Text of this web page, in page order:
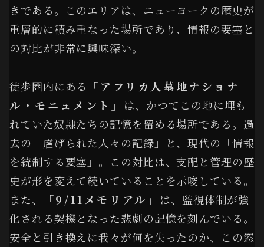
きである。このエリアは、ニューヨークの歴史が
重層的に積み重なった場所であり、情報の要塞と
の対比が非常に興味深い。
徒歩圏内にある
「アフリカ人墓地ナショナ
ル・モニュメント」 は、かつてこの地に埋も
れていた奴隷たちの記憶を留める場所である。過
去の「虐げられた人々の記録」と、現代の「情報
を統制する要塞」。この対比は、支配と管理の歴
史が形を変えて続いていることを示唆している。
また、
「9/11メモリアル」 は、監視体制が強
化される契機となった悲劇の記憶を刻んでいる。
安全と引き換えに我々が何を失ったのか、この窓